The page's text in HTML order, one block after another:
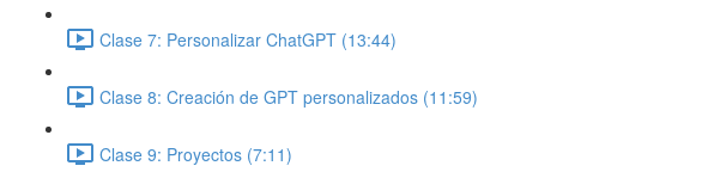
Clase 7: Personalizar ChatGPT (13:44)
Clase 8: Creación de GPT personalizados (11:59)
Clase 9: Proyectos (7:11)